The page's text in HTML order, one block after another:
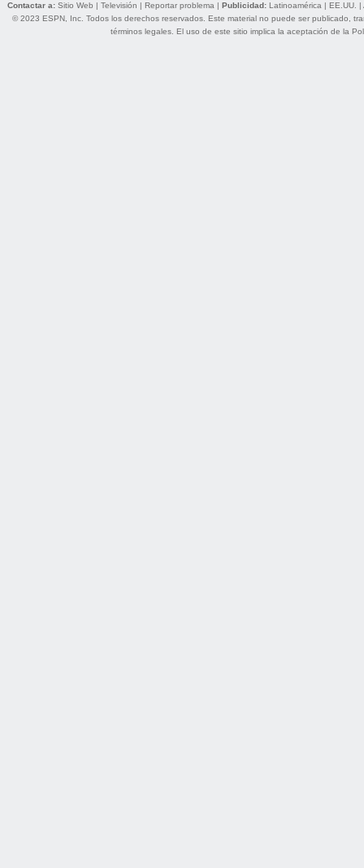
Contactar a: Sitio Web | Televisión | Reportar problema | Publicidad: Latinoamérica | EE.UU. |
© 2023 ESPN, Inc. Todos los derechos reservados. Este material no puede ser publicado,
términos legales. El uso de este sitio implica la aceptación de la